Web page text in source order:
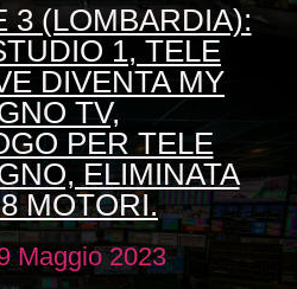
3 (LOMBARDIA):
1, TELE
DIVENTA MY
TV,
PER TELE
ELIMINATA
MOTORI.
Maggio 2023